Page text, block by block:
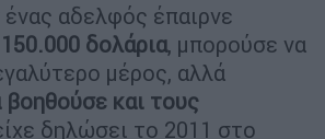
ένας αδελφός έπαιρνε
δολάρια, μπορούσε να
μέρος, αλλά
βοηθούσε και τους
δηλώσει το 2011 στο